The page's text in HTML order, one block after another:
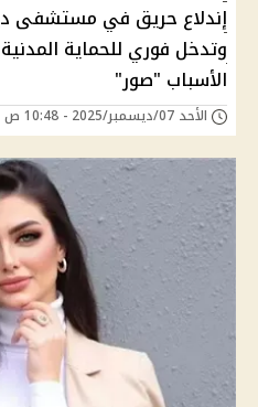
إندلاع حريق في مستشفى
وتدخل فوري للحماية
الأسباب "صور"
الأحد 07/ديسمبر/2025 - 10:48 ص